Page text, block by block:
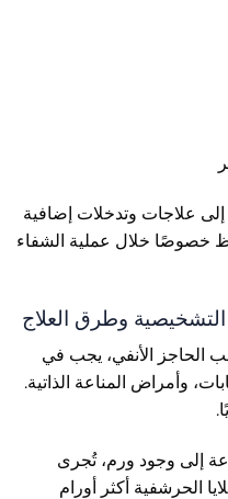
علاجات وتدخلات إضافية
خصوصًا خلال عملية الشفاء
وطرق العلاج
الحاجز الأنفي، يجب في
وأمراض المناعة الذاتية.
إلى وجود ورم، تُجرى
الحرشفية أكثر أورام